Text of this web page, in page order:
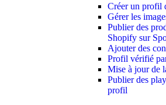
Créer un profil
Gérer les
Publier des
Shopify sur
Ajouter des
Profil vérifié
Mise à jour de
Publier des
profil